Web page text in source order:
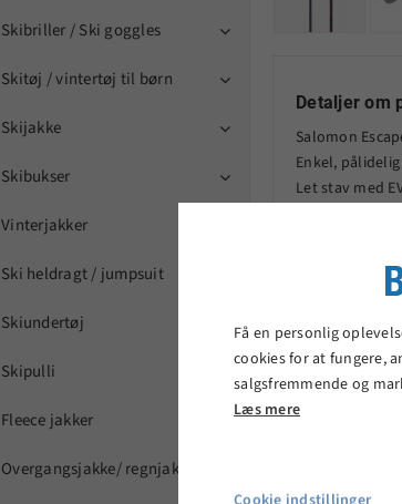
Skibriller / Ski goggles 
Skitøj / vintertøj til børn 
Skijakke 
Skibukser 
Vinterjakker
Ski heldragt / jumpsuit
Skiundertøj
Skipulli
Fleece jakker
Overgangsjakke/ regnjakker
Detaljer om
Salomon
Enkel,
Let stav med
Prisen er for
Få en personlig
cookies for at fungere,
salgsfremmende og
Læs mere